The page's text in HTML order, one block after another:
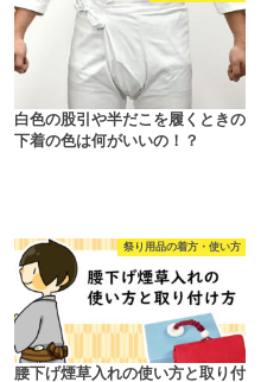
白色の股引や半だこを履くときの
下着の色は何がいいの！？
祭り用品の着方・使い方
腰下げ煙草入れの使い方と取り付